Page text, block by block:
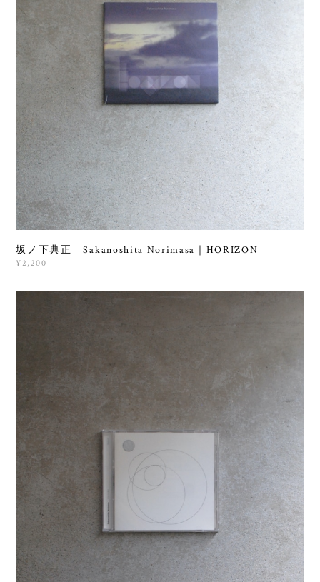
坂ノ下典正 Sakanoshita Norimasa｜HORIZON
¥2,200